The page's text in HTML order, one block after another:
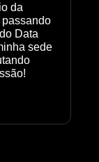
da
Data
sede